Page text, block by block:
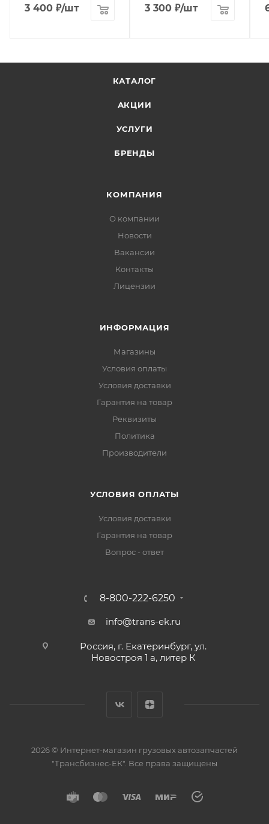
3 400 ₽/шт 3 300 ₽/шт
КАТАЛОГ
АКЦИИ
УСЛУГИ
БРЕНДЫ
КОМПАНИЯ
О компании
Новости
Вакансии
Контакты
Лицензии
ИНФОРМАЦИЯ
Магазины
Условия оплаты
Условия доставки
Гарантия на товар
Реквизиты
Политика
Производители
УСЛОВИЯ ОПЛАТЫ
Условия доставки
Гарантия на товар
Вопрос - ответ
8-800-222-6250
info@trans-ek.ru
Россия, г. Екатеринбург, ул.
Новостроя 1 а, литер К
2026 © Интернет-магазин грузовых автозапчастей
"Трансбизнес-ЕК". Все права защищены